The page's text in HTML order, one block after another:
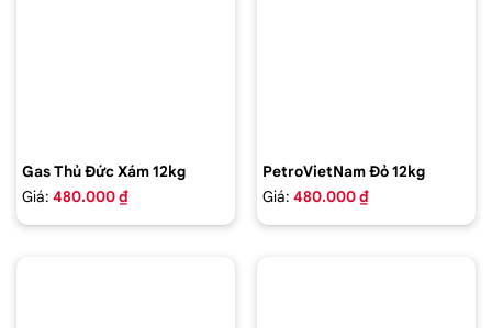
Gas Thủ Đức Xám 12kg
Giá: 480.000 ₫
PetroVietNam Đỏ 12kg
Giá: 480.000 ₫